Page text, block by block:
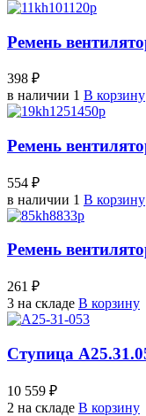
Ремень
398 ₽
в наличии 1 В корзину
Ремень
554 ₽
в наличии 1 В корзину
Ремень
261 ₽
3 на складе В корзину
Ступица
10 559 ₽
2 на складе В корзину